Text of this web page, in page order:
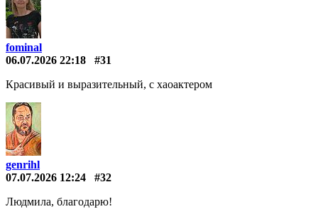
fominal
06.07.2026 22:18
#31
Красивый и выразительный, с хаоактером
genrihl
07.07.2026 12:24
#32
Людмила, благодарю!